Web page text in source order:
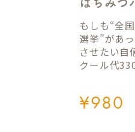
はちみつ
もしも“全
選挙”があ
させたい自
クール代
¥980